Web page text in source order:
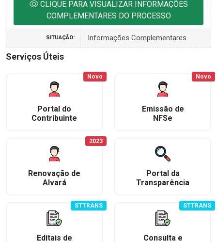
CLIQUE PARA VISUALIZAR INFORMAÇÕES
COMPLEMENTARES DO PROCESSO
SITUAÇÃO: Informações Complementares
Serviços Úteis
Portal do
Contribuinte
Novo
Emissão de
NFSe
Novo
Renovação de
Alvará
2023
Portal da
Transparência
Editais de
STTRANS
Consulta e
STTRANS